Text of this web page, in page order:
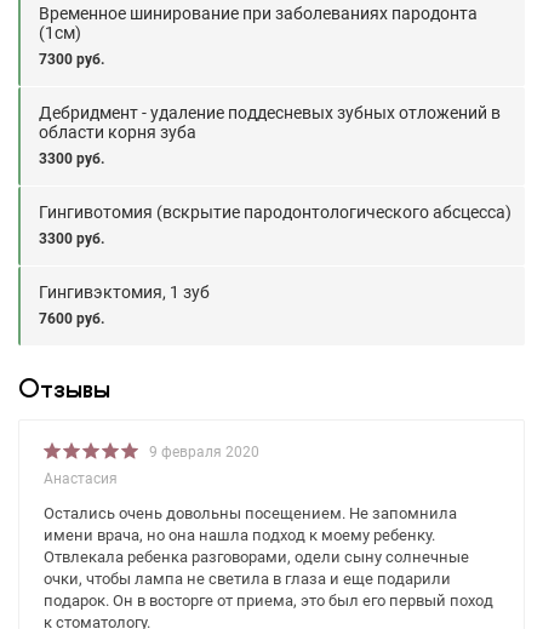
Временное шинирование при заболеваниях пародонта
(1см)
7300 руб.
Дебридмент - удаление поддесневых зубных отложений в
области корня зуба
3300 руб.
Гингивотомия (вскрытие пародонтологического абсцесса)
3300 руб.
Гингивэктомия, 1 зуб
7600 руб.
Отзывы
9 февраля 2020
Анастасия
Остались очень довольны посещением. Не запомнила
имени врача, но она нашла подход к моему ребенку.
Отвлекала ребенка разговорами, одели сыну солнечные
очки, чтобы лампа не светила в глаза и еще подарили
подарок. Он в восторге от приема, это был его первый поход
к стоматологу.